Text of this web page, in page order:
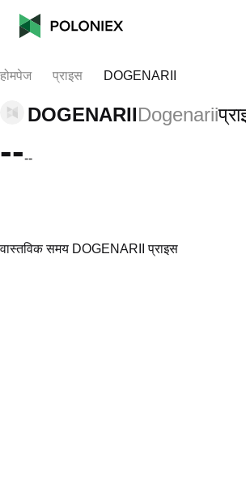
होमपेज प्राइस DOGENARII
DOGENARIIDogenarii
----
वास्तविक समय DOGENARII प्राइस